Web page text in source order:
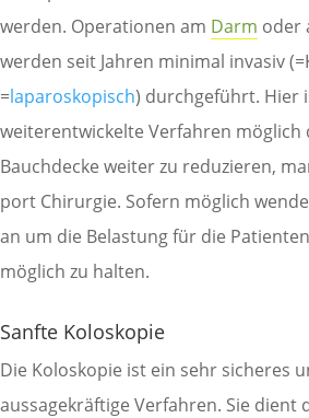
werden. Operationen am Darm oder
werden seit Jahren minimal invasiv
=laparoskopisch) durchgeführt. Hier
weiterentwickelte Verfahren möglich
Bauchdecke weiter zu reduzieren,
port Chirurgie. Sofern möglich
an um die Belastung für die
möglich zu halten.
Sanfte Koloskopie
Die Koloskopie ist ein sehr sicheres
aussagekräftige Verfahren. Sie dient